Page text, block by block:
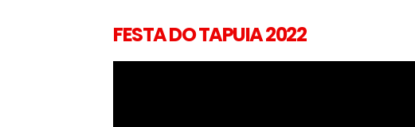
FESTA DO TAPUIA 2022